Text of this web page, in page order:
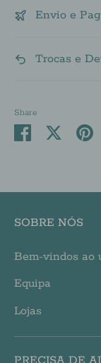
Envio e
Trocas e
Share
Share SharePin
SOBRE NÓS
Bem-vindos ao
Equipa
Lojas